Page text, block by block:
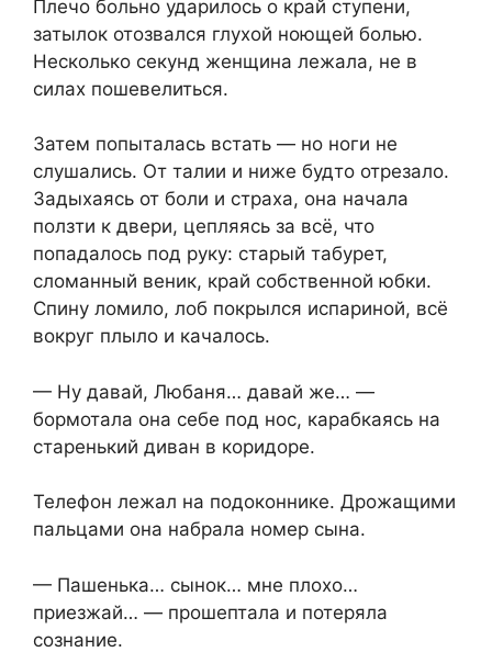
Плечо больно ударилось о край ступени,
затылок отозвался глухой ноющей болью.
Несколько секунд женщина лежала, не в
силах пошевелиться.
Затем попыталась встать — но ноги не
слушались. От талии и ниже будто отрезало.
Задыхаясь от боли и страха, она начала
ползти к двери, цепляясь за всё, что
попадалось под руку: старый табурет,
сломанный веник, край собственной юбки.
Спину ломило, лоб покрылся испариной, всё
вокруг плыло и качалось.
— Ну давай, Любаня… давай же… —
бормотала она себе под нос, карабкаясь на
старенький диван в коридоре.
Телефон лежал на подоконнике. Дрожащими
пальцами она набрала номер сына.
— Пашенька… сынок… мне плохо…
приезжай… — прошептала и потеряла
сознание.